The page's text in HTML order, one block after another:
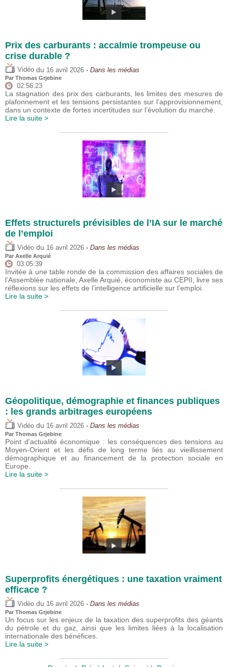
Prix des carburants : accalmie trompeuse ou
crise durable ?
Vidéo du 16 avril 2026 - Dans les médias
Par Thomas Grjebine
02:56:23
La stagnation des prix des carburants, les limites des mesures de
plafonnement et les tensions persistantes sur l’approvisionnement,
dans un contexte de fortes incertitudes sur l’évolution du marché.
Lire la suite >
Effets structurels prévisibles de l’IA sur le marché
de l’emploi
Vidéo du 16 avril 2026 - Dans les médias
Par Axelle Arquié
03:05:39
Invitée à une table ronde de la commission des affaires sociales de
l’Assemblée nationale, Axelle Arquié, économiste au CEPII, livre ses
réflexions sur les effets de l’intelligence artificielle sur l’emploi.
Lire la suite >
Géopolitique, démographie et finances publiques
: les grands arbitrages européens
Vidéo du 16 avril 2026 - Dans les médias
Par Thomas Grjebine
Point d'actualité économique : les conséquences des tensions au
Moyen-Orient et les défis de long terme liés au vieillissement
démographique et au financement de la protection sociale en
Europe.
Lire la suite >
Superprofits énergétiques : une taxation vraiment
efficace ?
Vidéo du 16 avril 2026 - Dans les médias
Par Thomas Grjebine
Un focus sur les enjeux de la taxation des superprofits des géants
du pétrole et du gaz, ainsi que les limites liées à la localisation
internationale des bénéfices.
Lire la suite >